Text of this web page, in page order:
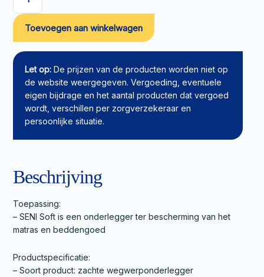
SENI
Soft
Onderlegger
Super
40x60cm
aantal
Toevoegen aan winkelwagen
Let op: De prijzen van de producten worden niet op
de website weergegeven. Vergoeding, eventuele
eigen bijdrage en het aantal producten dat vergoed
wordt, verschillen per zorgverzekeraar en
persoonlijke situatie.
Beschrijving
Toepassing:
– SENI Soft is een onderlegger ter bescherming van het
matras en beddengoed
Productspecificatie:
– Soort product: zachte wegwerponderlegger